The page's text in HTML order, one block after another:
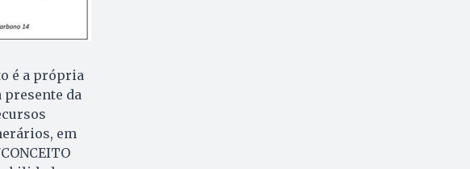
é a própria
presente da
em